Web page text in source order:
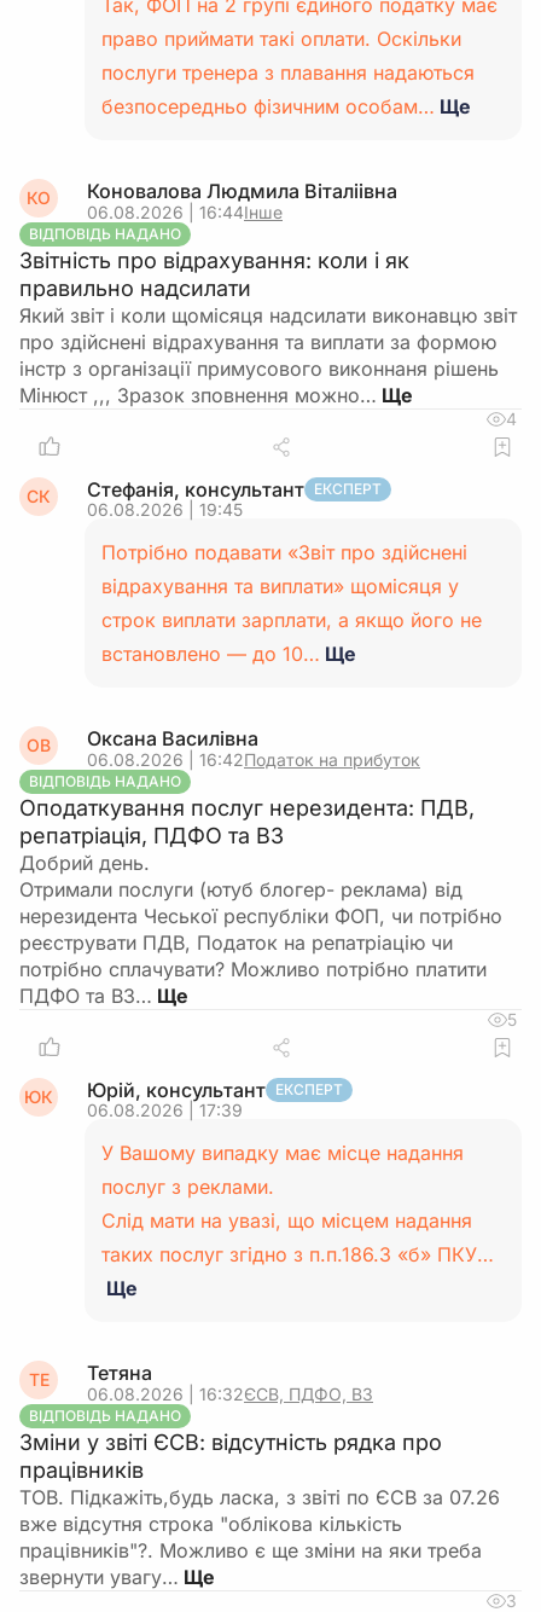
Так, ФОП на 2 групі єдиного податку має
право приймати такі оплати. Оскільки
послуги тренера з плавання надаються
безпосередньо фізичним особам… Ще
КО Коновалова Людмила Віталіівна
06.08.2026 | 16:44Інше
ВІДПОВІДЬ НАДАНО
Звітність про відрахування: коли і як
правильно надсилати
Який звіт і коли щомісяця надсилати виконавцю звіт
про здійснені відрахування та виплати за формою
інстр з організації примусового виконнаня рішень
Мінюст ,,, Зразок зповнення можно…
4
СК Стефанія, консультант ЕКСПЕРТ
06.08.2026 | 19:45
Потрібно подавати «Звіт про здійснені
відрахування та виплати» щомісяця у
строк виплати зарплати, а якщо його не
встановлено — до 10… Ще
ОВ Оксана Василівна
06.08.2026 | 16:42Податок на прибуток
ВІДПОВІДЬ НАДАНО
Оподаткування послуг нерезидента: ПДВ,
репатріація, ПДФО та ВЗ
Добрий день.
Отримали послуги (ютуб блогер- реклама) від
нерезидента Чеської республіки ФОП, чи потрібно
реєструвати ПДВ, Податок на репатріацію чи
потрібно сплачувати? Можливо потрібно платити
ПДФО та ВЗ…
5
ЮК Юрій, консультант ЕКСПЕРТ
06.08.2026 | 17:39
У Вашому випадку має місце надання
послуг з реклами.
Слід мати на увазі, що місцем надання
таких послуг згідно з п.п.186.3 «б» ПКУ…
Ще
ТЕ Тетяна
06.08.2026 | 16:32ЄСВ, ПДФО, ВЗ
ВІДПОВІДЬ НАДАНО
Зміни у звіті ЄСВ: відсутність рядка про
працівників
ТОВ. Підкажіть,будь ласка, з звіті по ЄСВ за 07.26
вже відсутня строка "облікова кількість
працівників"?. Можливо є ще зміни на яки треба
звернути увагу…
3